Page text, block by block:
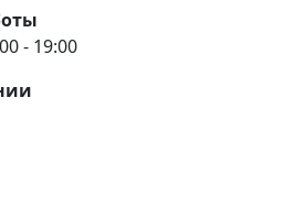
- 19:00